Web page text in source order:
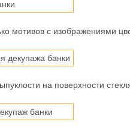
мотивов с изображениями
на поверхности